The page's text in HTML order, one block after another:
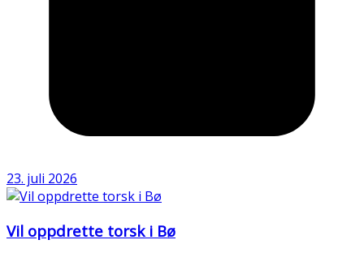
23. juli 2026
Vil oppdrette torsk i Bø